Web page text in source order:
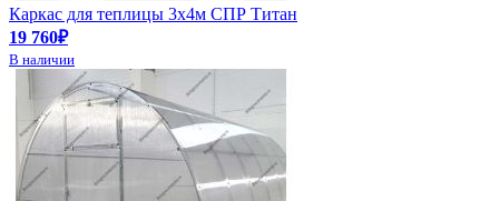
Каркас для теплицы 3х4м СПР Титан
19 760₽
В наличии